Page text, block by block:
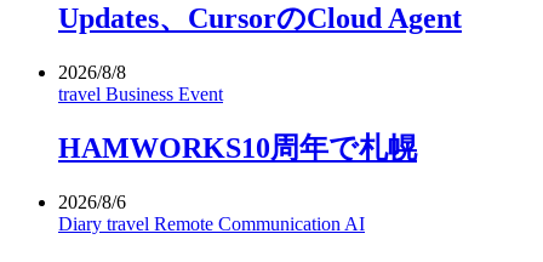
Updates、CursorのCloud Agent
2026/8/8
travel Business Event
HAMWORKS10周年で札幌
2026/8/6
Diary travel Remote Communication AI